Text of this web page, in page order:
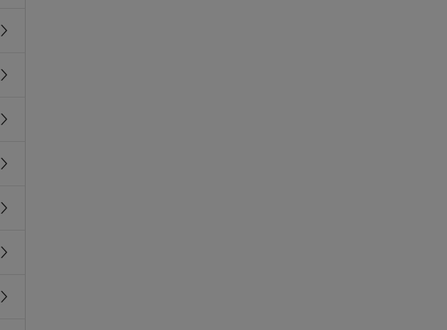
Undermeny för E-tjänster, självservice
Undermeny för Service och kvalitetsarbete
Undermeny för Mänskliga rättigheter
Undermeny för Projektfinansiering
Undermeny för Internationellt arbete
Undermeny för Press- och informationsmaterial
Undermeny för Dataskydd, personuppgifter